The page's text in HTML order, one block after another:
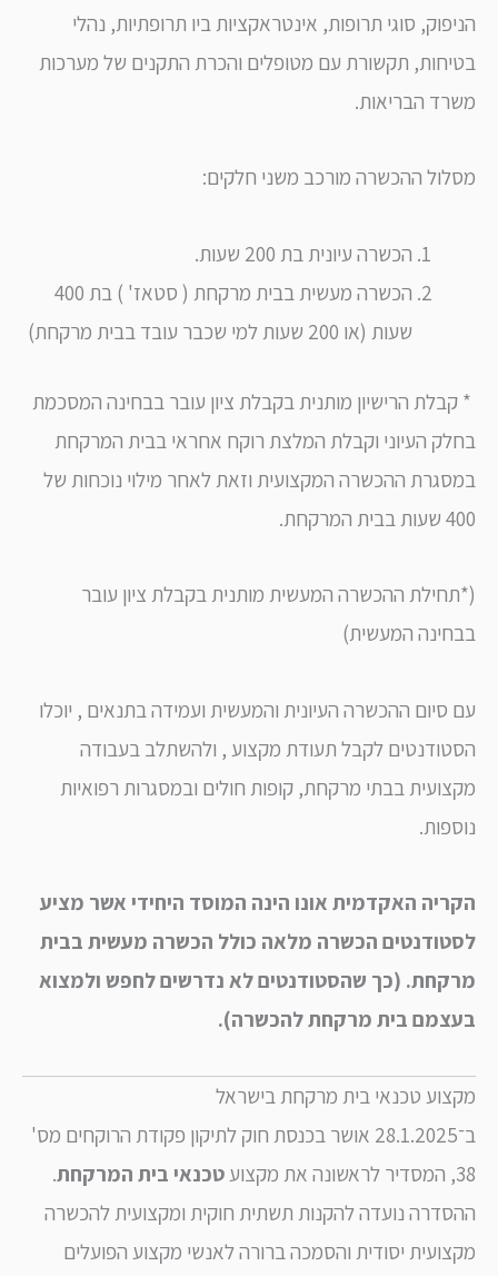
סוגי תרופות, אינטראקציות ביו תרופתיות, נהלי
תקשורת עם מטופלים והכרת התקנים של מערכות
הבריאות.
ההכשרה מורכב משני חלקים:
הכשרה עיונית בת 200 שעות.
הכשרה מעשית בבית מרקחת ( סטאז' ) בת 400
שעות (או 200 שעות למי שכבר עובד בבית מרקחת)
הרישיון מותנית בקבלת ציון עובר בבחינה המסכמת
העיוני וקבלת המלצת רוקח אחראי בבית המרקחת
ההכשרה המקצועית וזאת לאחר מילוי נוכחות של
ההכשרה המעשית מותנית בקבלת ציון עובר
המעשית)
ההכשרה העיונית והמעשית ועמידה בתנאים , יוכלו
לקבל תעודת מקצוע , ולהשתלב בעבודה
בבתי מרקחת, קופות חולים ובמסגרות רפואיות
האקדמית אונו הינה המוסד היחידי אשר מציע
הכשרה מלאה כולל הכשרה מעשית בבית
(כך שהסטודנטים לא נדרשים לחפש ולמצוא
בית מרקחת להכשרה).
טכנאי בית מרקחת בישראל
ב־28.1.2025 אושר בכנסת חוק לתיקון פקודת הרוקחים מס'
טכנאי בית המרקחת.
נועדה להקנות תשתית חוקית ומקצועית להכשרה
יסודית והסמכה ברורה לאנשי מקצוע הפועלים